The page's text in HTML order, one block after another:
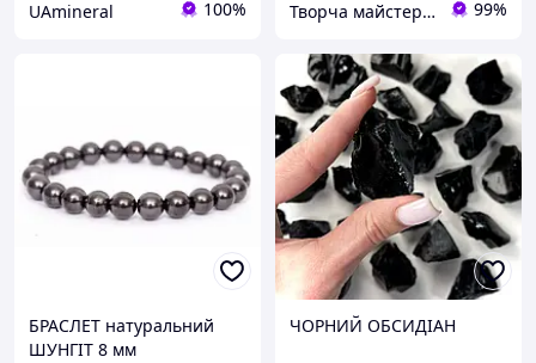
UAmineral 100% Творча майстерня "WoollyFox" 99%
БРАСЛЕТ натуральний
ШУНГІТ 8 мм
ЧОРНИЙ ОБСИДІАН